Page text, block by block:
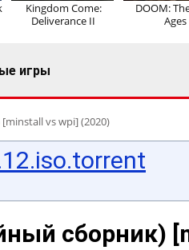
Kingdom Come:
Deliverance II
DOOM:
Ages
игры
vs wpi] (2020)
сборник)